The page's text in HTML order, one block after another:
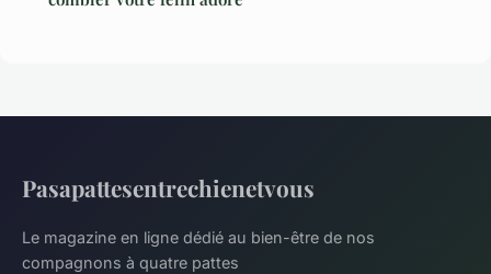
Pasapattesentrechienetvous
Le magazine en ligne dédié au bien-être de nos
compagnons à quatre pattes